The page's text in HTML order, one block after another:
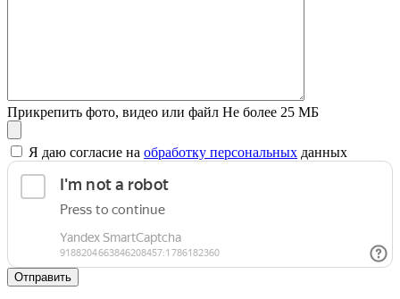
Прикрепить фото, видео или файл Не более 25 МБ
Я даю согласие на обработку персональных данных
Отправить